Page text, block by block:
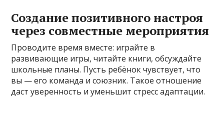
Создание позитивного настроя
через совместные мероприятия
Проводите время вместе: играйте в
развивающие игры, читайте книги, обсуждайте
школьные планы. Пусть ребёнок чувствует, что
вы — его команда и союзник. Такое отношение
даст уверенность и уменьшит стресс адаптации.